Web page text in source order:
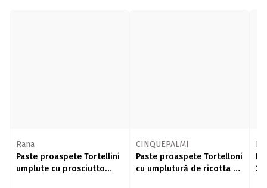
Rana
Paste proaspete Tortellini
umplute cu prosciutto
CINQUEPALMI
Paste proaspete Tortelloni
cu umplutură de ricotta și